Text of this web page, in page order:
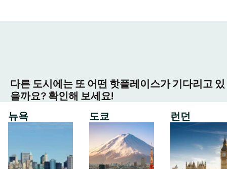
다른 도시에는 또 어떤 핫플레이스가 기다리고 있
을까요? 확인해 보세요!
뉴욕
도쿄 런던